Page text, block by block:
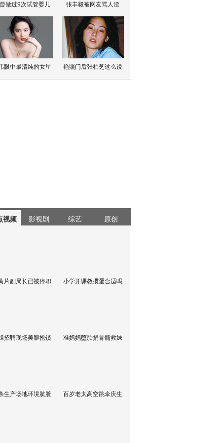
做过9次试管婴儿 张丰毅被网友骂人渣
眼中最清纯的女星 艳照门后张柏芝这么说
视频 影视剧 综艺 原创
片副局长已被停职 小学开课教掼蛋合适吗
招聘现场美腿抢镜 准妈妈堕胎捐骨髓救妹
生产场地环境肮脏 百岁老太高空跳伞庆生